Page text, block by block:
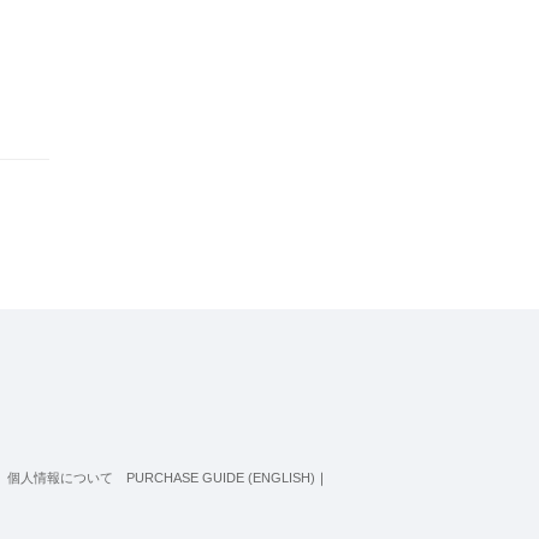
個人情報について PURCHASE GUIDE (ENGLISH) ｜